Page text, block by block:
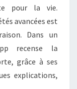
pour la vie.
avancées est
Dans un
recense la
grâce à ses
explications,